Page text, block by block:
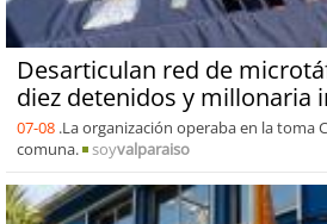
Desarticulan red de
diez detenidos y millonaria
07-08 .La organización operaba en la toma
comuna.
soyvalparaiso